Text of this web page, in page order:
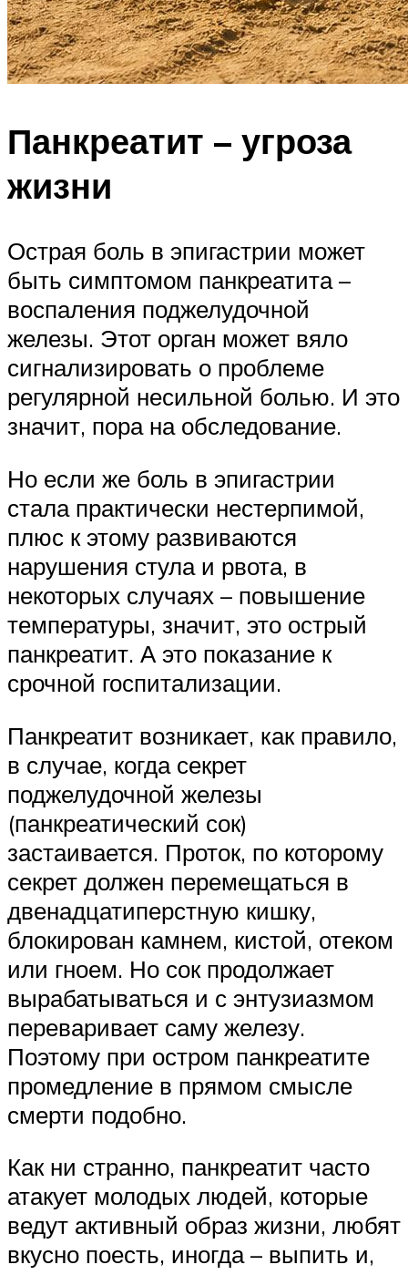
Панкреатит – угроза
жизни
Острая боль в эпигастрии может
быть симптомом панкреатита –
воспаления поджелудочной
железы. Этот орган может вяло
сигнализировать о проблеме
регулярной несильной болью. И это
значит, пора на обследование.
Но если же боль в эпигастрии
стала практически нестерпимой,
плюс к этому развиваются
нарушения стула и рвота, в
некоторых случаях – повышение
температуры, значит, это острый
панкреатит. А это показание к
срочной госпитализации.
Панкреатит возникает, как правило,
в случае, когда секрет
поджелудочной железы
(панкреатический сок)
застаивается. Проток, по которому
секрет должен перемещаться в
двенадцатиперстную кишку,
блокирован камнем, кистой, отеком
или гноем. Но сок продолжает
вырабатываться и с энтузиазмом
переваривает саму железу.
Поэтому при остром панкреатите
промедление в прямом смысле
смерти подобно.
Как ни странно, панкреатит часто
атакует молодых людей, которые
ведут активный образ жизни, любят
вкусно поесть, иногда – выпить и,